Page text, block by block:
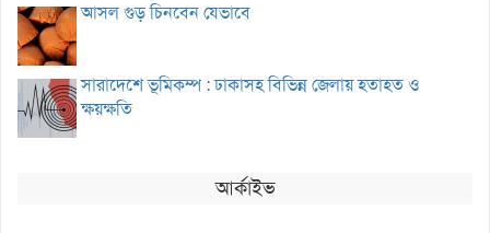
আসল গুড় চিনবেন যেভাবে
সারাদেশে ভূমিকম্প : ঢাকাসহ বিভিন্ন জেলায় হতাহত ও
ক্ষয়ক্ষতি
আর্কাইভ